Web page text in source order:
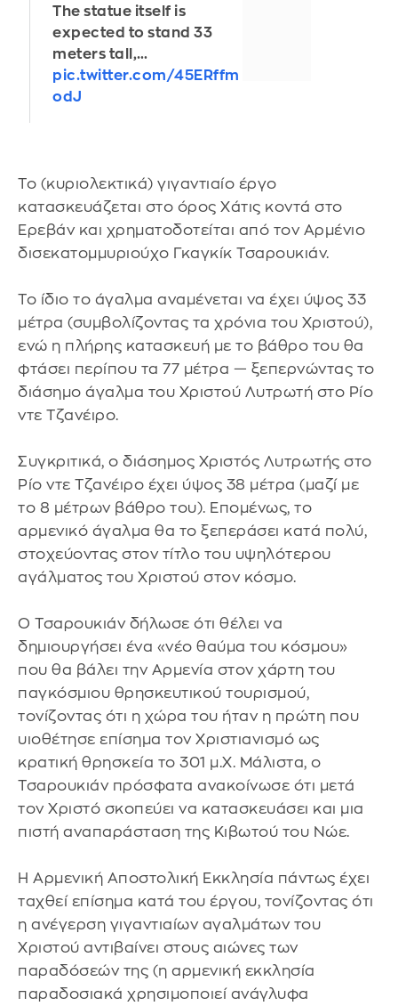
The statue itself is
expected to stand 33
meters tall,…
pic.twitter.com/45ERffm
odJ
Το (κυριολεκτικά) γιγαντιαίο έργο
κατασκευάζεται στο όρος Χάτις κοντά στο
Ερεβάν και χρηματοδοτείται από τον Αρμένιο
δισεκατομμυριούχο Γκαγκίκ Τσαρουκιάν.
Το ίδιο το άγαλμα αναμένεται να έχει ύψος 33
μέτρα (συμβολίζοντας τα χρόνια του Χριστού),
ενώ η πλήρης κατασκευή με το βάθρο του θα
φτάσει περίπου τα 77 μέτρα — ξεπερνώντας το
διάσημο άγαλμα του Χριστού Λυτρωτή στο Ρίο
ντε Τζανέιρο.
Συγκριτικά, ο διάσημος Χριστός Λυτρωτής στο
Ρίο ντε Τζανέιρο έχει ύψος 38 μέτρα (μαζί με
το 8 μέτρων βάθρο του). Επομένως, το
αρμενικό άγαλμα θα το ξεπεράσει κατά πολύ,
στοχεύοντας στον τίτλο του υψηλότερου
αγάλματος του Χριστού στον κόσμο.
Ο Τσαρουκιάν δήλωσε ότι θέλει να
δημιουργήσει ένα «νέο θαύμα του κόσμου»
που θα βάλει την Αρμενία στον χάρτη του
παγκόσμιου θρησκευτικού τουρισμού,
τονίζοντας ότι η χώρα του ήταν η πρώτη που
υιοθέτησε επίσημα τον Χριστιανισμό ως
κρατική θρησκεία το 301 μ.Χ. Μάλιστα, ο
Τσαρουκιάν πρόσφατα ανακοίνωσε ότι μετά
τον Χριστό σκοπεύει να κατασκευάσει και μια
πιστή αναπαράσταση της Κιβωτού του Νώε.
Η Αρμενική Αποστολική Εκκλησία πάντως έχει
ταχθεί επίσημα κατά του έργου, τονίζοντας ότι
η ανέγερση γιγαντιαίων αγαλμάτων του
Χριστού αντιβαίνει στους αιώνες των
παραδόσεών της (η αρμενική εκκλησία
παραδοσιακά χρησιμοποιεί ανάγλυφα